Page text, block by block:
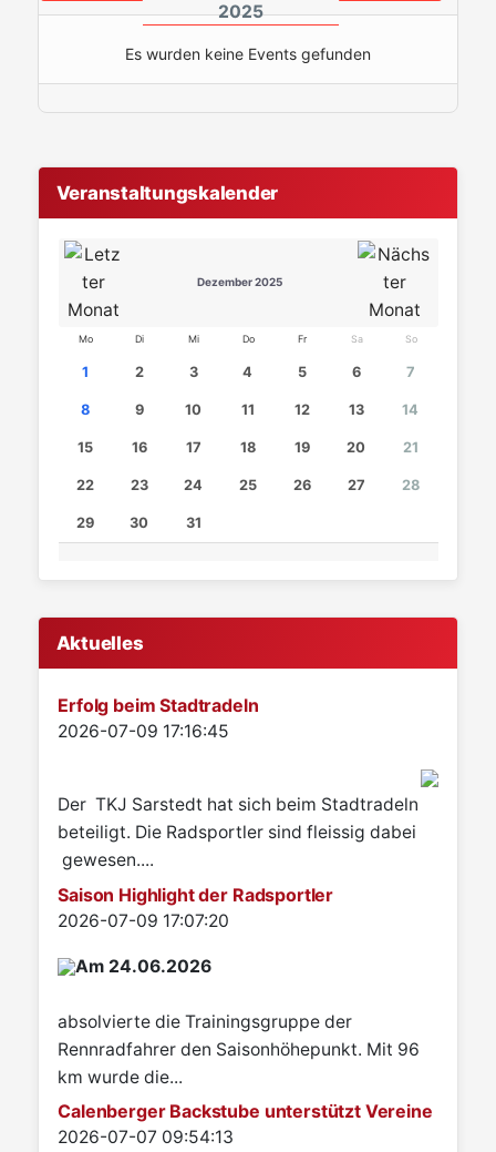
2025
Es wurden keine Events gefunden
Veranstaltungskalender
Dezember 2025
Mo Di Mi Do Fr Sa So
1 2 3 4 5 6 7
8 9 10 11 12 13 14
15 16 17 18 19 20 21
22 23 24 25 26 27 28
29 30 31
Aktuelles
Erfolg beim Stadtradeln
Details
2026-07-09 17:16:45
Der TKJ Sarstedt hat sich beim Stadtradeln
beteiligt. Die Radsportler sind fleissig dabei
gewesen....
Saison Highlight der Radsportler
Details
2026-07-09 17:07:20
Am 24.06.2026
absolvierte die Trainingsgruppe der
Rennradfahrer den Saisonhöhepunkt. Mit 96
km wurde die...
Calenberger Backstube unterstützt Vereine
Details
2026-07-07 09:54:13